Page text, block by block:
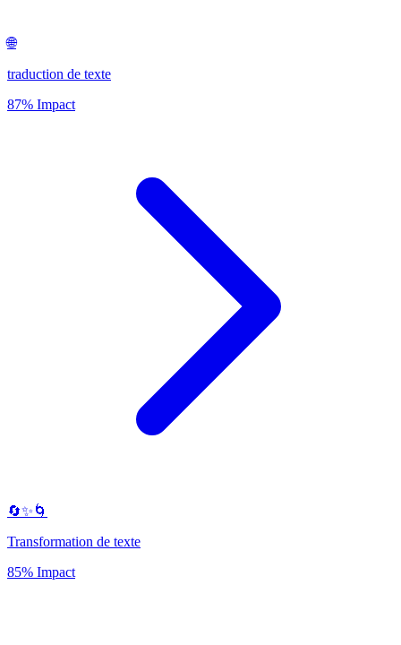
🌐
traduction de texte
87% Impact
🔄✨🌀
Transformation de texte
85% Impact